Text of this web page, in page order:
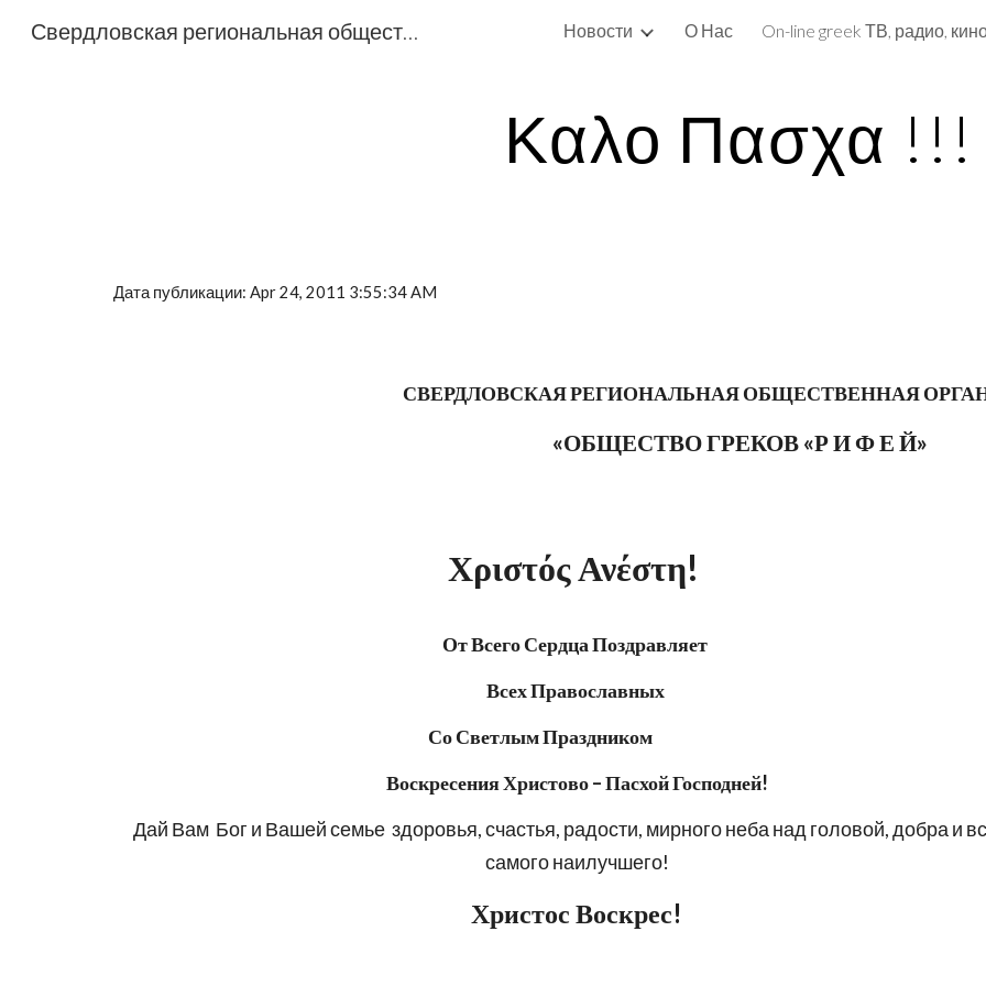
Skip to main content Skip to
Свердловская региональная общественная организация общество греков «Рифей» Новости О Нас
Καλο Πασχα !!!
Дата публикации: Apr 24, 2011 3:55:34 AM
СВЕРДЛОВСКАЯ РЕГИОНАЛЬНАЯ ОБЩЕСТВЕННАЯ
«ОБЩЕСТВО ГРЕКОВ «Р И Ф Е Й»
Χριστός Ανέστη!
От Всего Сердца Поздравляет
Всех Православных
Со Светлым Праздником
Воскресения Христово – Пасхой Господней!
Дай Вам  Бог и Вашей семье  здоровья, счастья, радости, мирного неба над головой, добра и
самого наилучшего!
Христос Воскрес!